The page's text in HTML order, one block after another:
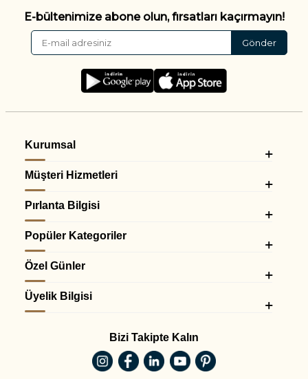
E-bültenimize abone olun, fırsatları kaçırmayın!
Gönder
Kurumsal
Müşteri Hizmetleri
Pırlanta Bilgisi
Popüler Kategoriler
Özel Günler
Üyelik Bilgisi
Bizi Takipte Kalın